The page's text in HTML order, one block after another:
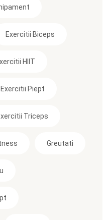
Exercitii Biceps
HIIT
Exercitii Piept
Triceps
Greutati